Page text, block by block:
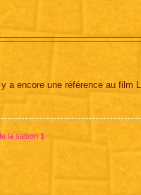
a encore une référence au film
la saison 1